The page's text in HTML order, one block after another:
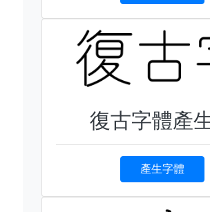
復古字體產
產生字體